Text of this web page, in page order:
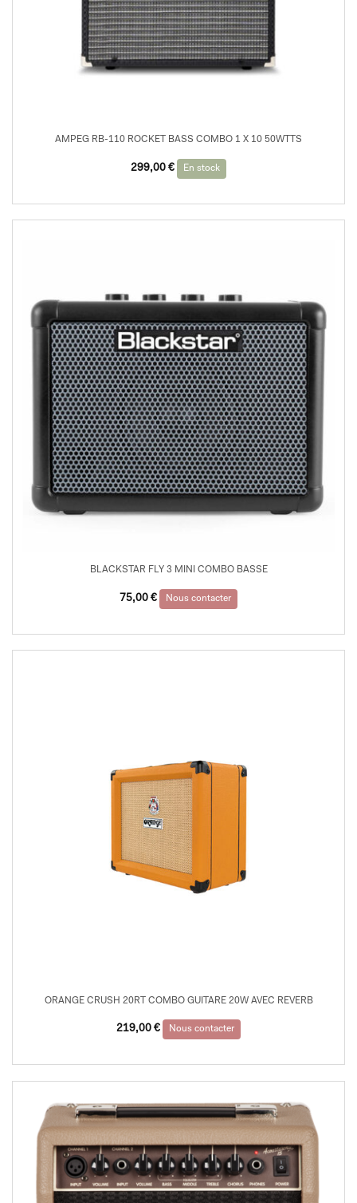
AMPEG RB-110 ROCKET BASS COMBO 1 X 10 50WTTS
299,00 € En stock
BLACKSTAR FLY 3 MINI COMBO BASSE
75,00 € Nous contacter
ORANGE CRUSH 20RT COMBO GUITARE 20W AVEC REVERB
219,00 € Nous contacter